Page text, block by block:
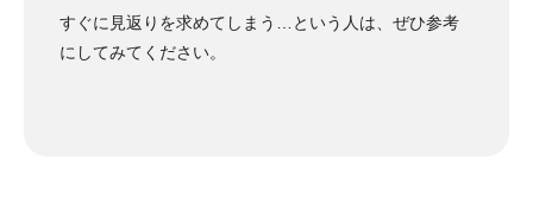
すぐに見返りを求めてしまう…という人は、ぜひ参考
にしてみてください。